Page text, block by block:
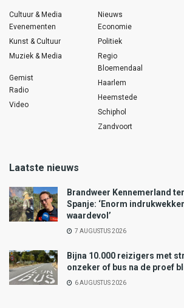
Cultuur & Media
Evenementen
Kunst & Cultuur
Muziek & Media
Gemist
Radio
Video
Nieuws
Economie
Politiek
Regio
Bloemendaal
Haarlem
Heemstede
Schiphol
Zandvoort
Laatste nieuws
Brandweer Kennemerland
Spanje: ‘Enorm
waardevol’
7 AUGUSTUS 2026
Bijna 10.000 reizigers met
onzeker of bus na de proef
6 AUGUSTUS 2026